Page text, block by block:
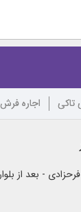
تاکی اجاره
- بعد از